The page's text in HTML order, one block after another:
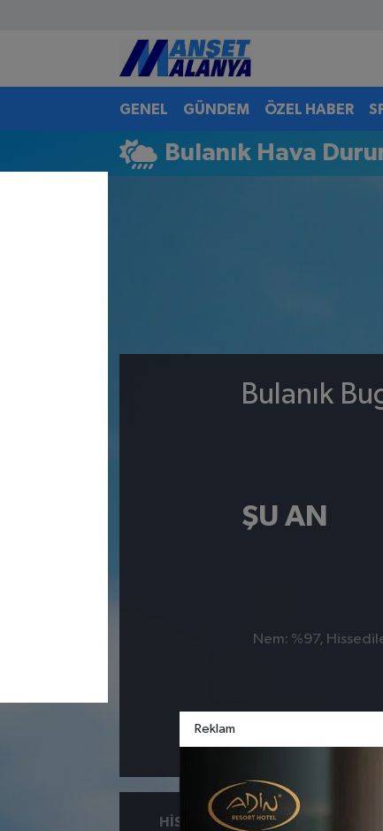
GENEL GÜNDEM ÖZEL HABER
Bulanık Hava
Bulanık
ŞU AN
Nem: %97,
HISSEDILEN
Antalya Nöbetçi Eczaneler
Antalya Hava Durumu
Antalya Namaz Vakitleri
Reklam